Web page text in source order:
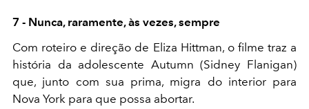
7 - Nunca, raramente, às vezes, sempre
Com roteiro e direção de Eliza Hittman, o filme traz a
história da adolescente Autumn (Sidney Flanigan)
que, junto com sua prima, migra do interior para
Nova York para que possa abortar.